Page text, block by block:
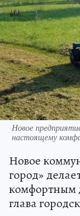
Новое
настоящему
Новое
город»
комфортным
глава